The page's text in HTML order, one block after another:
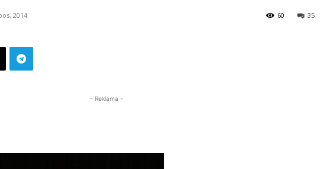
2014 35
60
- Reklama -